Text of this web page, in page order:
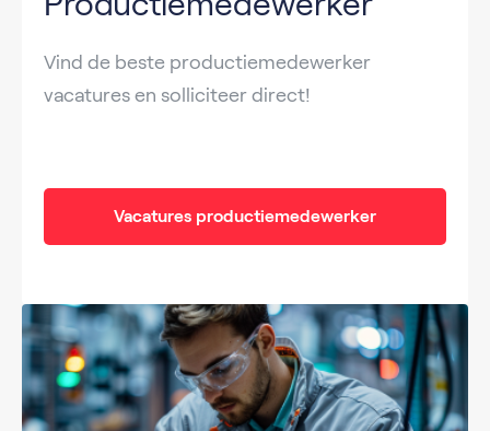
Vind de beste productiemedewerker
vacatures en solliciteer direct!
Vacatures productiemedewerker